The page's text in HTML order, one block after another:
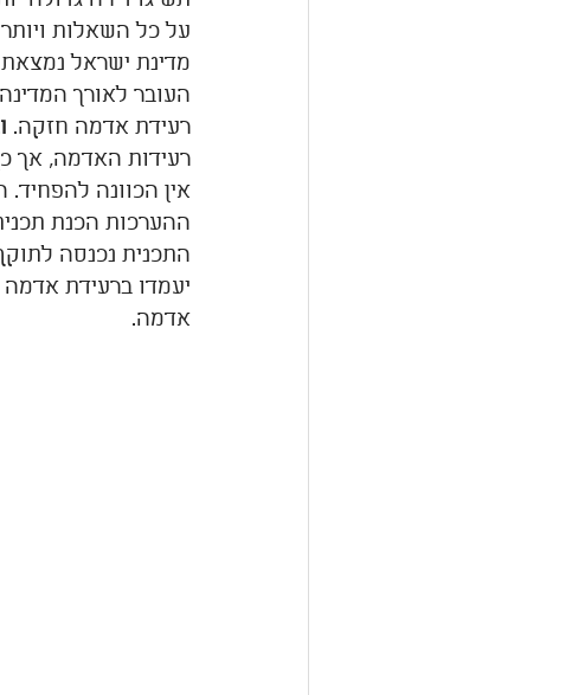
על כל השאלות
מדינת ישראל
העובר לאורך
רעידת אדמה חזקה.
רעידות האדמה, אך
אין הכוונה
ההערכות הכנת תכנית המתאר
אדמה.